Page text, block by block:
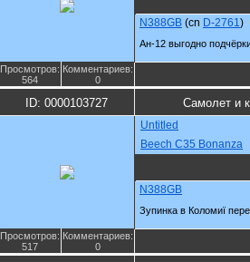
N388GB (cn D-2761)
Ан-12 выгодно
Просмотров:
564
Комментариев:
0
ID: 0000103727 Самолет и
Untitled
Beech C35 Bonanza
N388GB
Зупинка в Коломиї
Просмотров:
517
Комментариев:
0